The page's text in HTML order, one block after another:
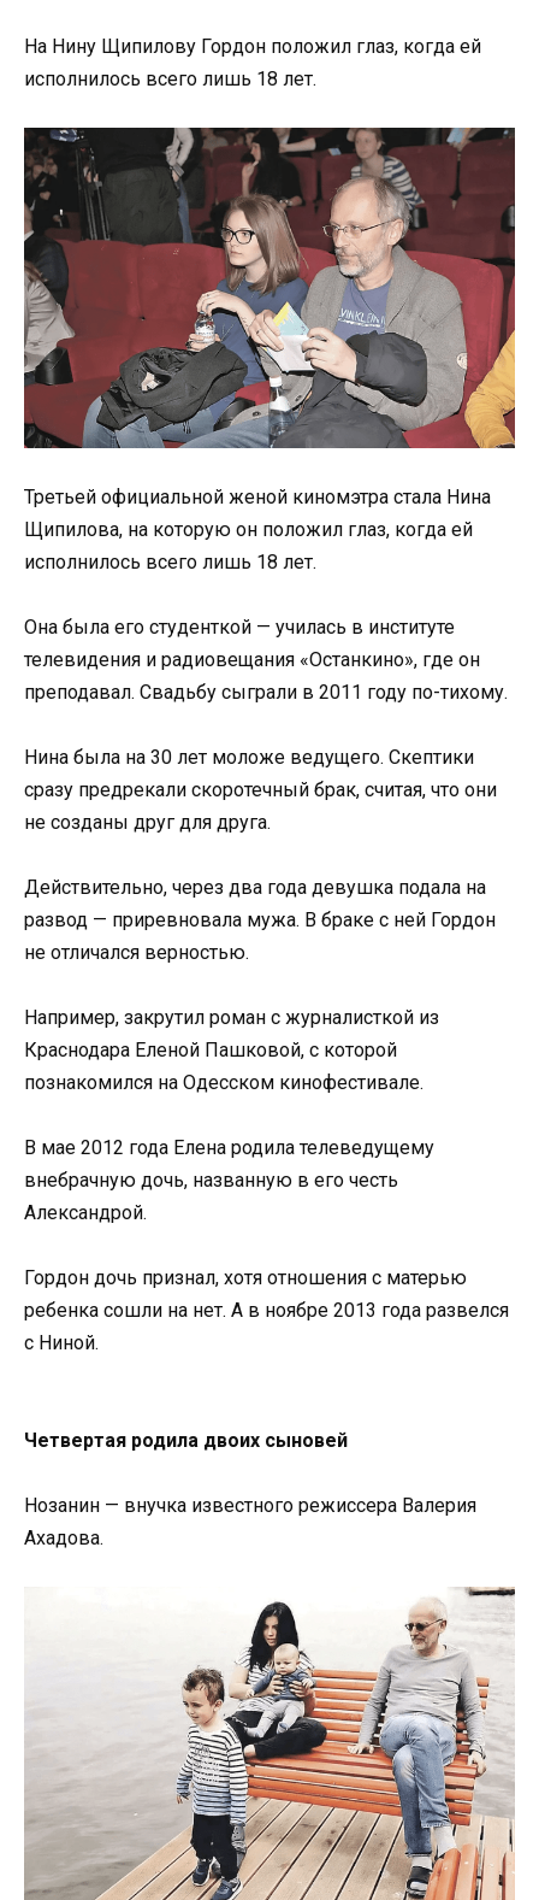
На Нину Щипилову Гордон положил глаз, когда ей
исполнилось всего лишь 18 лет.
Третьей официальной женой киномэтра стала Нина
Щипилова, на которую он положил глаз, когда ей
исполнилось всего лишь 18 лет.
Она была его студенткой — училась в институте
телевидения и радиовещания «Останкино», где он
преподавал. Свадьбу сыграли в 2011 году по-тихому.
Нина была на 30 лет моложе ведущего. Скептики
сразу предрекали скоротечный брак, считая, что они
не созданы друг для друга.
Действительно, через два года девушка подала на
развод — приревновала мужа. В браке с ней Гордон
не отличался верностью.
Например, закрутил роман с журналисткой из
Краснодара Еленой Пашковой, с которой
познакомился на Одесском кинофестивале.
В мае 2012 года Елена родила телеведущему
внебрачную дочь, названную в его честь
Александрой.
Гордон дочь признал, хотя отношения с матерью
ребенка сошли на нет. А в ноябре 2013 года развелся
с Ниной.
Четвертая родила двоих сыновей
Нозанин — внучка известного режиссера Валерия
Ахадова.